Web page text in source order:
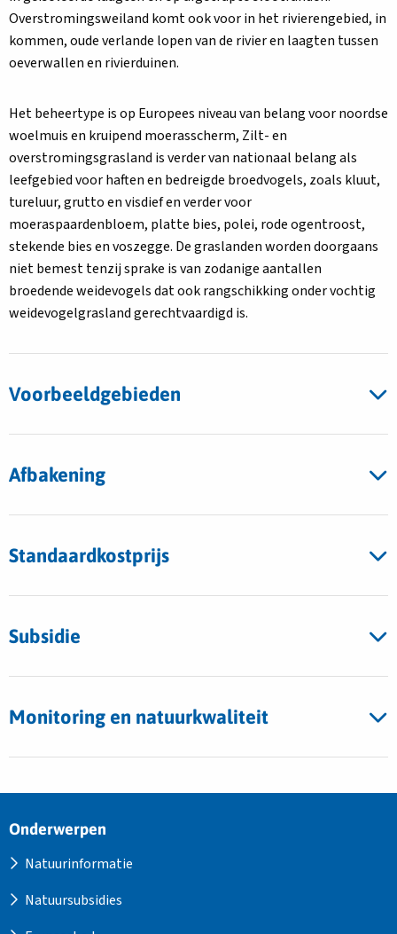
Overstromingsweiland komt ook voor in het rivierengebied, in
kommen, oude verlande lopen van de rivier en laagten tussen
oeverwallen en rivierduinen.
Het beheertype is op Europees niveau van belang voor noordse
woelmuis en kruipend moerasscherm, Zilt- en
overstromingsgrasland is verder van nationaal belang als
leefgebied voor haften en bedreigde broedvogels, zoals kluut,
tureluur, grutto en visdief en verder voor
moeraspaardenbloem, platte bies, polei, rode ogentroost,
stekende bies en voszegge. De graslanden worden doorgaans
niet bemest tenzij sprake is van zodanige aantallen
broedende weidevogels dat ook rangschikking onder vochtig
weidevogelgrasland gerechtvaardigd is.
Voorbeeldgebieden
Afbakening
Standaardkostprijs
Subsidie
Monitoring en natuurkwaliteit
Site
Onderwerpen
Natuurinformatie
Natuursubsidies